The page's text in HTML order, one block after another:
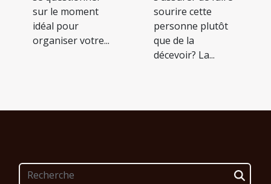
sur le moment
idéal pour
organiser votre...
sourire cette
personne plutôt
que de la
décevoir? La...